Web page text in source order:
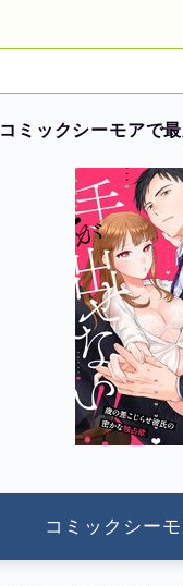
コミックシーモアで
コミックシー